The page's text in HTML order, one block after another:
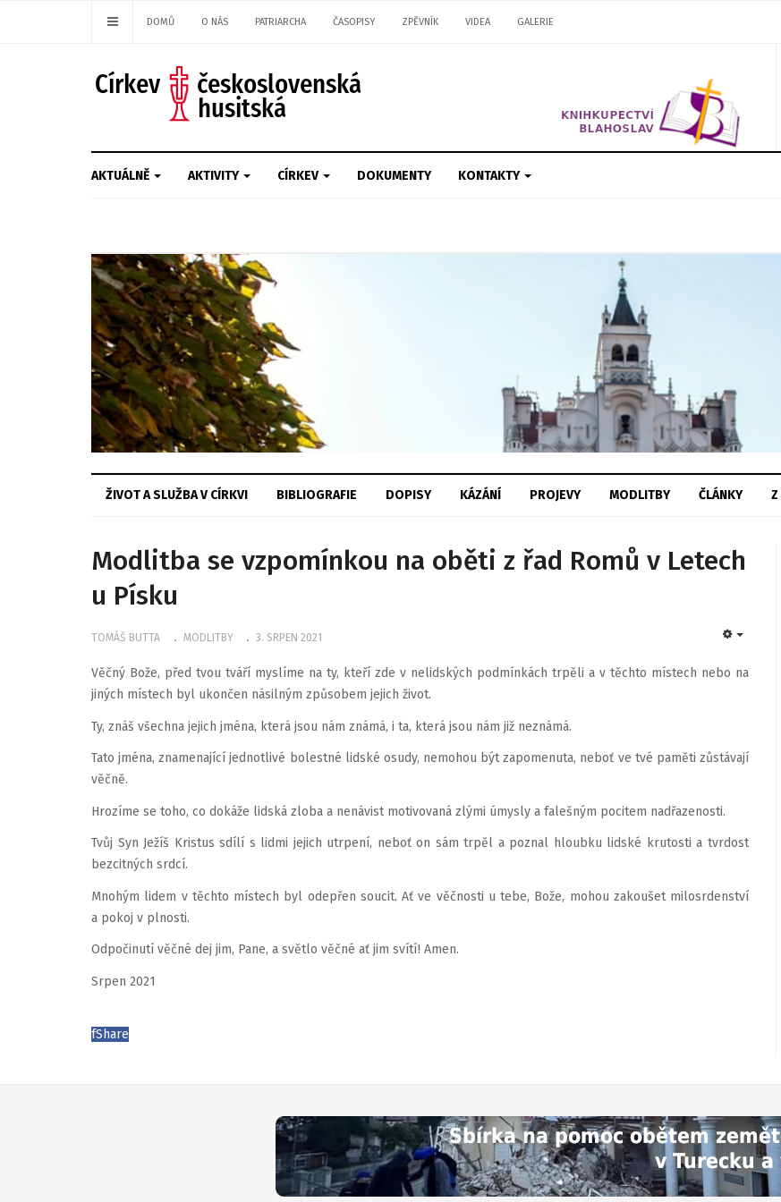
DOMŮ O NÁS PATRIARCHA ČASOPISY ZPĚVNÍK VIDEA GALERIE
AKTUÁLNĚ AKTIVITY CÍRKEV DOKUMENTY KONTAKTY
ŽIVOT A SLUŽBA V CÍRKVI BIBLIOGRAFIE DOPISY KÁZÁNÍ PROJEVY MODLITBY ČLÁNKY Z
Modlitba se vzpomínkou na oběti z řad Romů v Letech
u Písku
TOMÁŠ BUTTA MODLITBY 3. SRPEN 2021
Věčný Bože, před tvou tváří myslíme na ty, kteří zde v nelidských podmínkách trpěli a v těchto místech nebo na
jiných místech byl ukončen násilným způsobem jejich život.
Ty, znáš všechna jejich jména, která jsou nám známá, i ta, která jsou nám již neznámá.
Tato jména, znamenající jednotlivé bolestné lidské osudy, nemohou být zapomenuta, neboť ve tvé paměti zůstávají
věčně.
Hrozíme se toho, co dokáže lidská zloba a nenávist motivovaná zlými úmysly a falešným pocitem nadřazenosti.
Tvůj Syn Ježíš Kristus sdílí s lidmi jejich utrpení, neboť on sám trpěl a poznal hloubku lidské krutosti a tvrdost
bezcitných srdcí.
Mnohým lidem v těchto místech byl odepřen soucit. Ať ve věčnosti u tebe, Bože, mohou zakoušet milosrdenství
a pokoj v plnosti.
Odpočinutí věčné dej jim, Pane, a světlo věčné ať jim svítí! Amen.
Srpen 2021
fShare